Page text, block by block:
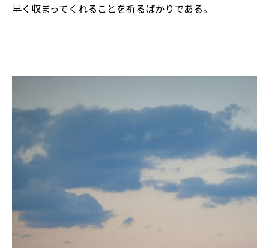
早く収まってくれることを祈るばかりである。